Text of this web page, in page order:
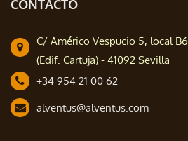
CONTACTO
C/ Américo Vespucio 5, local B6
(Edif. Cartuja) - 41092 Sevilla
+34 954 21 00 62
alventus@alventus.com